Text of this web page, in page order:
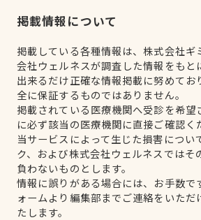
掲載情報について
掲載している各種情報は、株式会社ギ
会社ウェルネスが調査した情報をもと
出来るだけ正確な情報掲載に努めてお
全に保証するものではありません。
掲載されている医療機関へ受診を希望
に必ず該当の医療機関に直接ご確認く
当サービスによって生じた損害につい
ク、および株式会社ウェルネスではそ
負わないものとします。
情報に誤りがある場合には、お手数で
ォームより編集部までご連絡をいただ
たします。